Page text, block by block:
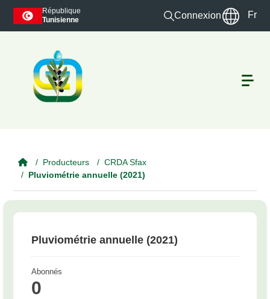
Skip to main content
République
Tunisienne
Connexion Fr
Producteurs
CRDA Sfax
Pluviométrie annuelle (2021)
Pluviométrie annuelle (2021)
Abonnés
0